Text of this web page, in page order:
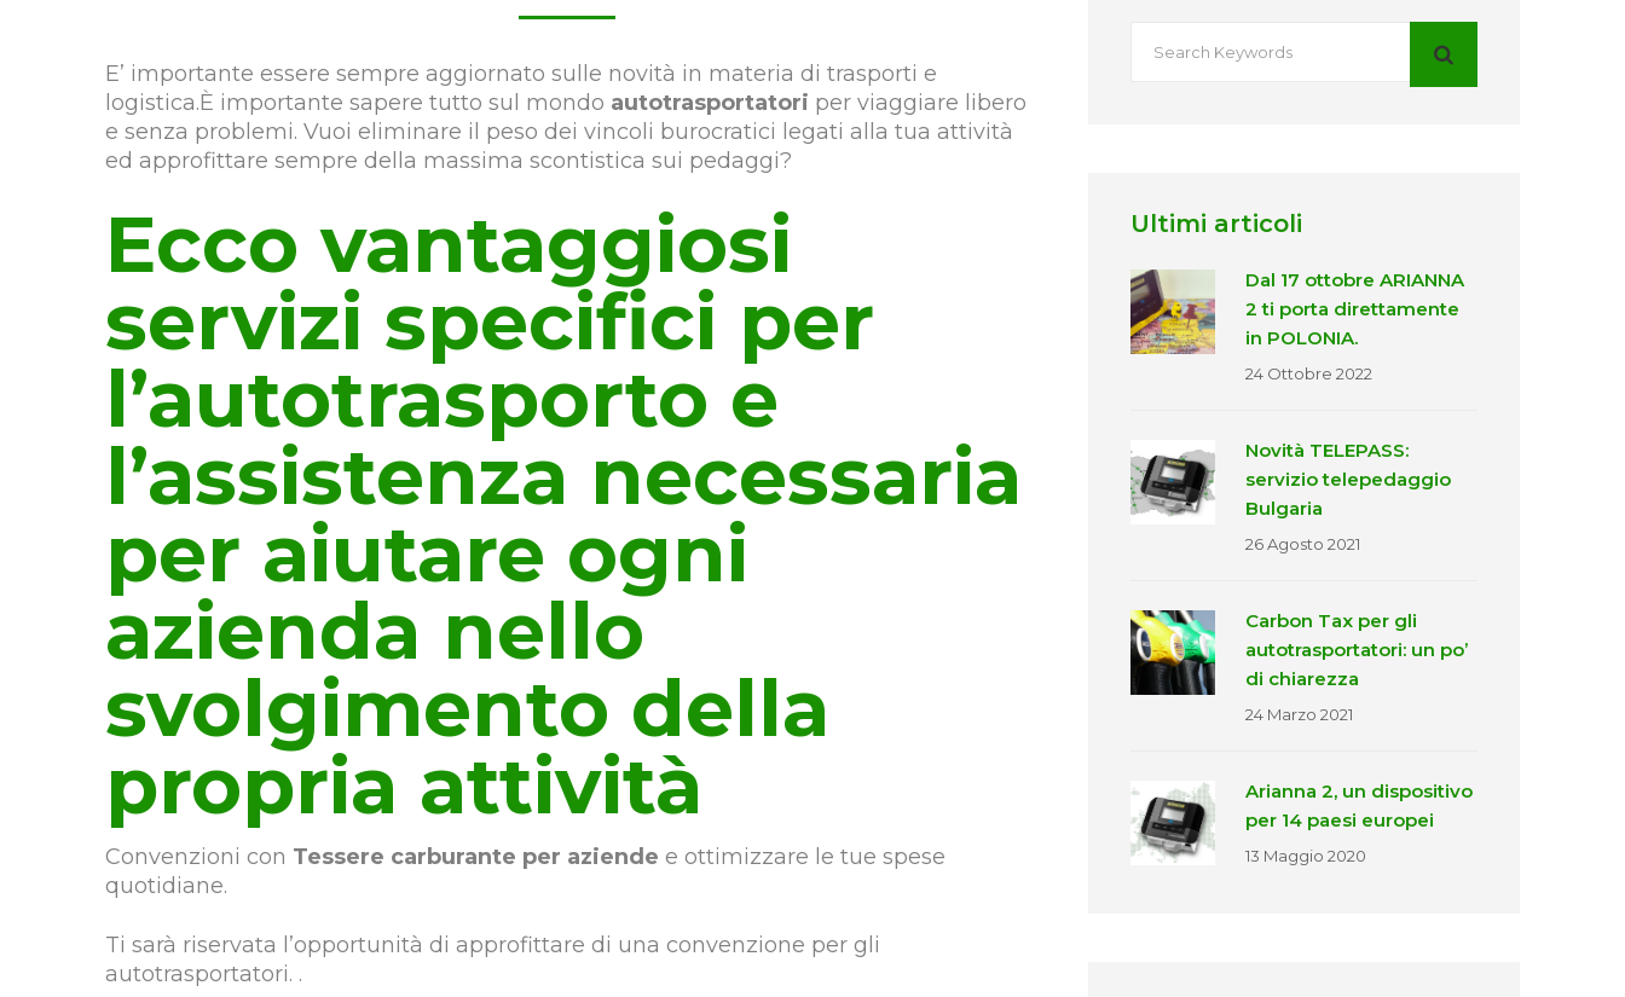
E’ importante essere sempre aggiornato sulle novità in materia di trasporti e
logistica.È importante sapere tutto sul mondo autotrasportatori per viaggiare libero
e senza problemi. Vuoi eliminare il peso dei vincoli burocratici legati alla tua attività
ed approfittare sempre della massima scontistica sui pedaggi?
Ecco vantaggiosi
servizi specifici per
l’autotrasporto e
l’assistenza necessaria
per aiutare ogni
azienda nello
svolgimento della
propria attività
Convenzioni con Tessere carburante per aziende e ottimizzare le tue spese
quotidiane.
Ti sarà riservata l’opportunità di approfittare di una convenzione per gli
autotrasportatori. .
Ultimi articoli
Dal 17 ottobre ARIANNA
2 ti porta direttamente
in POLONIA.
24 Ottobre 2022
Novità TELEPASS:
servizio telepedaggio
Bulgaria
26 Agosto 2021
Carbon Tax per gli
autotrasportatori: un po’
di chiarezza
24 Marzo 2021
Arianna 2, un dispositivo
per 14 paesi europei
13 Maggio 2020